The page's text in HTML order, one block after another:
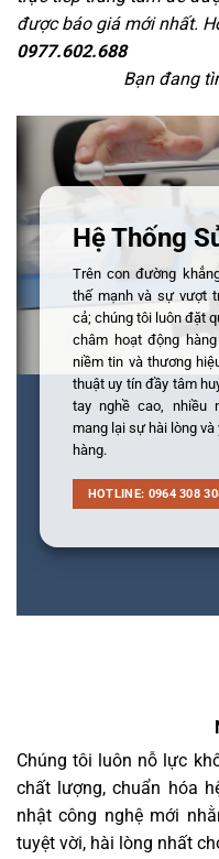
được báo giá mới nhất.
0977.602.688
Bạn đang
Hệ Thống
Trên con đường
thế mạnh và sự vượt
cả; chúng tôi luôn đặt
châm hoạt động
niềm tin và thương
thuật uy tín đầy tâm
tay nghề cao, nhiều
mang lại sự hài lòng
hàng.
HOTLINE: 0964 308
Chúng tôi luôn nỗ lực
chất lượng, chuẩn hóa
nhật công nghệ mới
tuyệt vời, hài lòng nhất